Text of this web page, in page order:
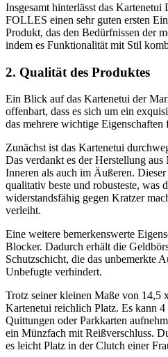
Insgesamt hinterlässt das
FOLLES einen sehr guten ersten
Produkt, das den Bedürfnissen der
indem es Funktionalität mit Stil
2. Qualität des Produktes
Ein Blick auf das Kartenetui der
offenbart, dass es sich um ein
das mehrere wichtige
Zunächst ist das Kartenetui
Das verdankt es der Herstellung
Inneren als auch im Äußeren.
qualitativ beste und robusteste, was
widerstandsfähig gegen Kratzer
verleiht.
Eine weitere bemerkenswerte
Blocker. Dadurch erhält die
Schutzschicht, die das unbemerkte
Unbefugte verhindert.
Trotz seiner kleinen Maße von 14,5
Kartenetui reichlich Platz. Es kann
Quittungen oder Parkkarten
ein Münzfach mit Reißverschluss.
es leicht Platz in der Clutch einer